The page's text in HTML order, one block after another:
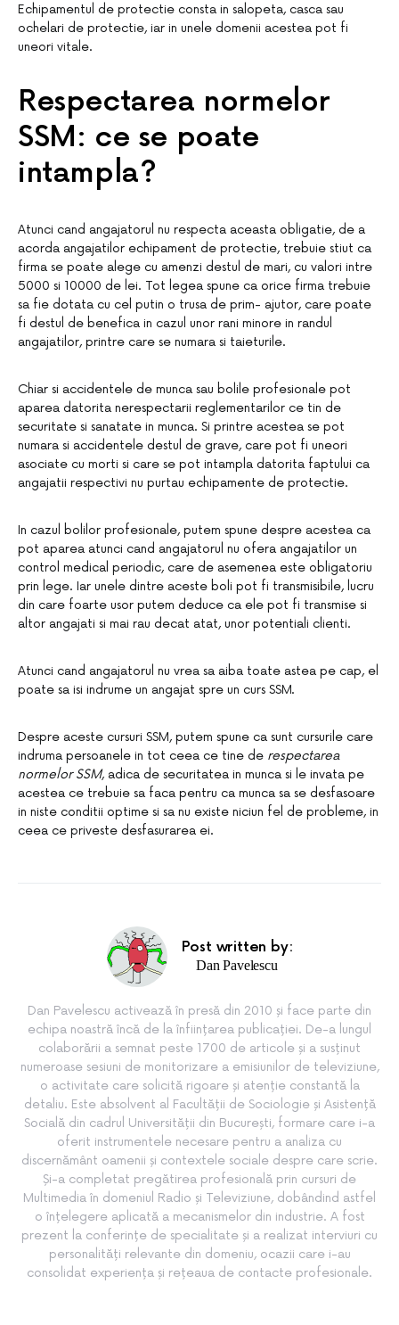
Echipamentul de protectie consta in salopeta, casca sau
ochelari de protectie, iar in unele domenii acestea pot fi
uneori vitale.
Respectarea normelor
SSM: ce se poate
intampla?
Atunci cand angajatorul nu respecta aceasta obligatie, de a
acorda angajatilor echipament de protectie, trebuie stiut ca
firma se poate alege cu amenzi destul de mari, cu valori intre
5000 si 10000 de lei. Tot legea spune ca orice firma trebuie
sa fie dotata cu cel putin o trusa de prim- ajutor, care poate
fi destul de benefica in cazul unor rani minore in randul
angajatilor, printre care se numara si taieturile.
Chiar si accidentele de munca sau bolile profesionale pot
aparea datorita nerespectarii reglementarilor ce tin de
securitate si sanatate in munca. Si printre acestea se pot
numara si accidentele destul de grave, care pot fi uneori
asociate cu morti si care se pot intampla datorita faptului ca
angajatii respectivi nu purtau echipamente de protectie.
In cazul bolilor profesionale, putem spune despre acestea ca
pot aparea atunci cand angajatorul nu ofera angajatilor un
control medical periodic, care de asemenea este obligatoriu
prin lege. Iar unele dintre aceste boli pot fi transmisibile, lucru
din care foarte usor putem deduce ca ele pot fi transmise si
altor angajati si mai rau decat atat, unor potentiali clienti.
Atunci cand angajatorul nu vrea sa aiba toate astea pe cap, el
poate sa isi indrume un angajat spre un curs SSM.
Despre aceste cursuri SSM, putem spune ca sunt cursurile care
indruma persoanele in tot ceea ce tine de respectarea
normelor SSM, adica de securitatea in munca si le invata pe
acestea ce trebuie sa faca pentru ca munca sa se desfasoare
in niste conditii optime si sa nu existe niciun fel de probleme, in
ceea ce priveste desfasurarea ei.
Post written by:
Dan Pavelescu
Dan Pavelescu activează în presă din 2010 și face parte din
echipa noastră încă de la înființarea publicației. De-a lungul
colaborării a semnat peste 1700 de articole și a susținut
numeroase sesiuni de monitorizare a emisiunilor de televiziune,
o activitate care solicită rigoare și atenție constantă la
detaliu. Este absolvent al Facultății de Sociologie și Asistență
Socială din cadrul Universității din București, formare care i-a
oferit instrumentele necesare pentru a analiza cu
discernământ oamenii și contextele sociale despre care scrie.
Și-a completat pregătirea profesională prin cursuri de
Multimedia în domeniul Radio și Televiziune, dobândind astfel
o înțelegere aplicată a mecanismelor din industrie. A fost
prezent la conferințe de specialitate și a realizat interviuri cu
personalități relevante din domeniu, ocazii care i-au
consolidat experiența și rețeaua de contacte profesionale.